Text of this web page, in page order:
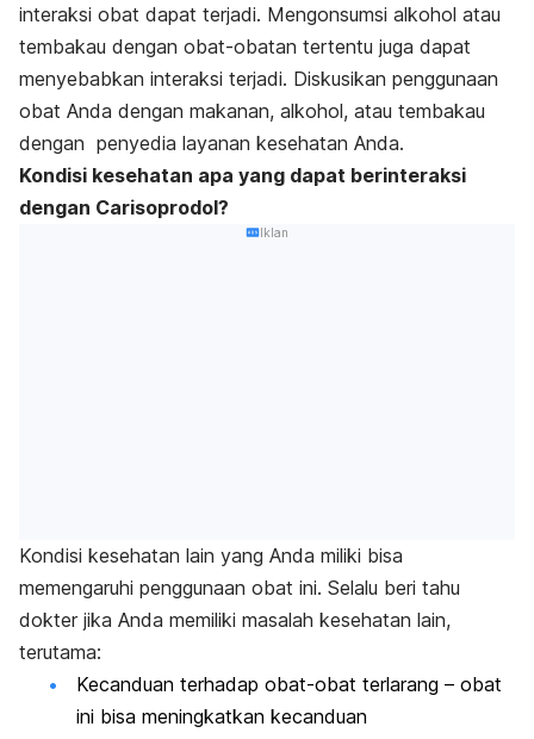
interaksi obat dapat terjadi. Mengonsumsi alkohol atau
tembakau dengan obat-obatan tertentu juga dapat
menyebabkan interaksi terjadi. Diskusikan penggunaan
obat Anda dengan makanan, alkohol, atau tembakau
dengan penyedia layanan kesehatan Anda.
Kondisi kesehatan apa yang dapat berinteraksi
dengan Carisoprodol?
Iklan
Kondisi kesehatan lain yang Anda miliki bisa
memengaruhi penggunaan obat ini. Selalu beri tahu
dokter jika Anda memiliki masalah kesehatan lain,
terutama:
Kecanduan terhadap obat-obat terlarang – obat
ini bisa meningkatkan kecanduan